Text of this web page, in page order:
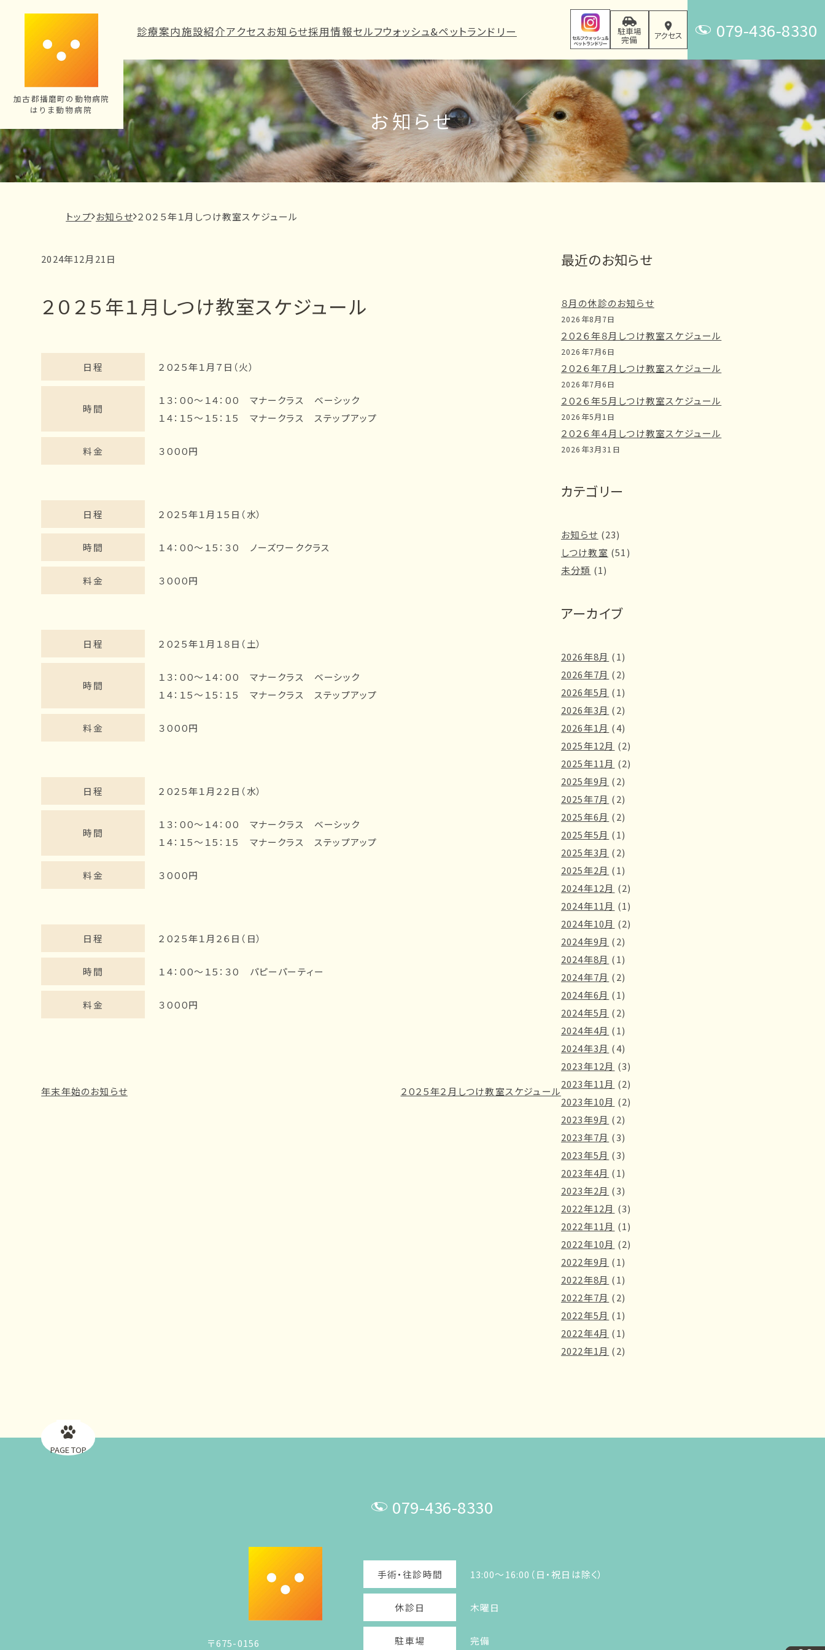
加古郡播磨町の動物病院
はりま動物病院
診療案内施設紹介アクセスお知らせ採用情報セルフウォッシュ&ペットランドリー 駐車場
完備 アクセス
E
L
079-436-8330
お知らせ
ジ
トップ お知らせ ２０２５年１月しつけ教室スケジュール
2024年12月21日
２０２５年１月しつけ教室スケジュール
日程 ２０２５年１月７日（火）
時間
１３：００～１４：００ マナークラス ベーシック
１４：１５～１５：１５ マナークラス ステップアップ
料金 ３０００円
日程 ２０２５年１月１５日（水）
時間 １４：００～１５：３０ ノーズワーククラス
料金 ３０００円
日程 ２０２５年１月１８日（土）
時間
１３：００～１４：００ マナークラス ベーシック
１４：１５～１５：１５ マナークラス ステップアップ
料金 ３０００円
日程 ２０２５年１月２２日（水）
時間
１３：００～１４：００ マナークラス ベーシック
１４：１５～１５：１５ マナークラス ステップアップ
料金 ３０００円
日程 ２０２５年１月２６日（日）
時間 １４：００～１５：３０ パピーパーティー
料金 ３０００円
年末年始のお知らせ ２０２５年２月しつけ教室スケジュール
最近のお知らせ
８月の休診のお知らせ
2026年8月7日
２０２６年８月しつけ教室スケジュール
2026年7月6日
２０２６年７月しつけ教室スケジュール
2026年7月6日
２０２６年５月しつけ教室スケジュール
2026年5月1日
２０２６年４月しつけ教室スケジュール
2026年3月31日
カテゴリー
お知らせ (23)
しつけ教室 (51)
未分類 (1)
アーカイブ
2026年8月 (1)
2026年7月 (2)
2026年5月 (1)
2026年3月 (2)
2026年1月 (4)
2025年12月 (2)
2025年11月 (2)
2025年9月 (2)
2025年7月 (2)
2025年6月 (2)
2025年5月 (1)
2025年3月 (2)
2025年2月 (1)
2024年12月 (2)
2024年11月 (1)
2024年10月 (2)
2024年9月 (2)
2024年8月 (1)
2024年7月 (2)
2024年6月 (1)
2024年5月 (2)
2024年4月 (1)
2024年3月 (4)
2023年12月 (3)
2023年11月 (2)
2023年10月 (2)
2023年9月 (2)
2023年7月 (3)
2023年5月 (3)
2023年4月 (1)
2023年2月 (3)
2022年12月 (3)
2022年11月 (1)
2022年10月 (2)
2022年9月 (1)
2022年8月 (1)
2022年7月 (2)
2022年5月 (1)
2022年4月 (1)
2022年1月 (2)
PAGE TOP
〒675-0156
L
079-436-8330
手術・往診時間 13:00～16:00（日・祝日は除く）
休診日 木曜日
駐車場 完備